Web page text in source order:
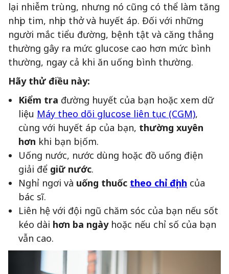
lại nhiễm trùng, nhưng nó cũng có thể làm tăng
nhịp tim, nhịp thở và huyết áp. Đối với những
người mắc tiểu đường, bệnh tật và căng thẳng
thường gây ra mức glucose cao hơn mức bình
thường, ngay cả khi ăn uống bình thường.
Hãy thử điều này:
Kiểm tra đường huyết của bạn hoặc xem dữ
liệu Máy theo dõi glucose liên tục (CGM),
cùng với huyết áp của bạn, thường xuyên
hơn khi bạn bị ốm.
Uống nước, nước dùng hoặc đồ uống điện
giải để giữ nước.
Nghỉ ngơi và uống thuốc theo chỉ định của
bác sĩ.
Liên hệ với đội ngũ chăm sóc của bạn nếu sốt
kéo dài hơn ba ngày hoặc nếu chỉ số của bạn
vẫn cao.